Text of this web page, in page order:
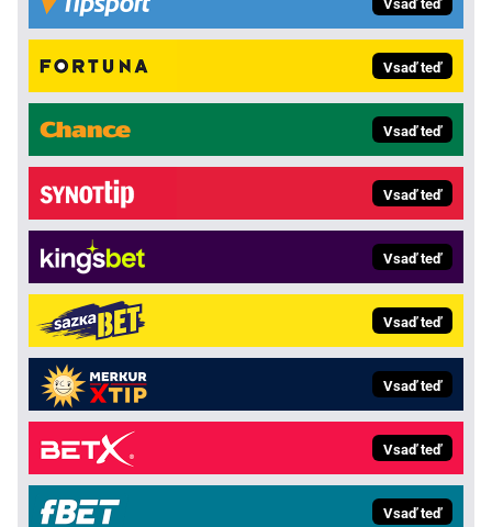
Vsaď teď
Vsaď teď
Vsaď teď
Vsaď teď
Vsaď teď
Vsaď teď
Vsaď teď
Vsaď teď
Vsaď teď